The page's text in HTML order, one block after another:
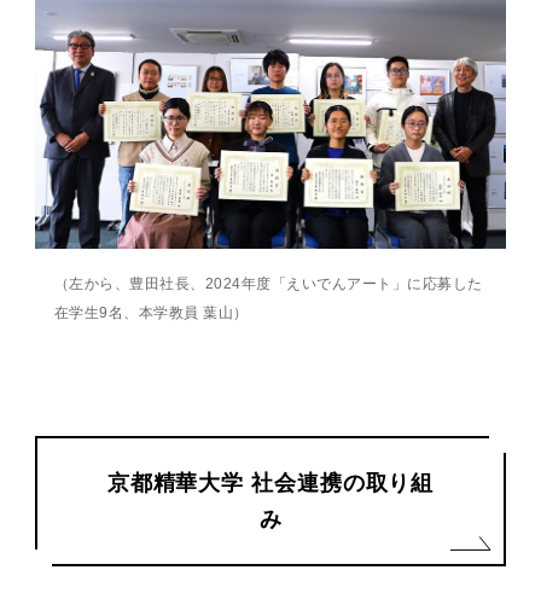
（左から、豊田社長、2024年度「えいでんアート」に応募した
在学生9名、本学教員 葉山）
京都精華大学 社会連携の取り組
み